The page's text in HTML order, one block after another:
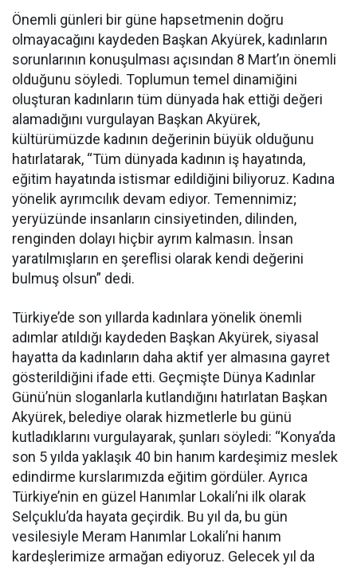
Önemli günleri bir güne hapsetmenin doğru
olmayacağını kaydeden Başkan Akyürek, kadınların
sorunlarının konuşulması açısından 8 Mart’ın önemli
olduğunu söyledi. Toplumun temel dinamiğini
oluşturan kadınların tüm dünyada hak ettiği değeri
alamadığını vurgulayan Başkan Akyürek,
kültürümüzde kadının değerinin büyük olduğunu
hatırlatarak, “Tüm dünyada kadının iş hayatında,
eğitim hayatında istismar edildiğini biliyoruz. Kadına
yönelik ayrımcılık devam ediyor. Temennimiz;
yeryüzünde insanların cinsiyetinden, dilinden,
renginden dolayı hiçbir ayrım kalmasın. İnsan
yaratılmışların en şereflisi olarak kendi değerini
bulmuş olsun” dedi.
Türkiye’de son yıllarda kadınlara yönelik önemli
adımlar atıldığı kaydeden Başkan Akyürek, siyasal
hayatta da kadınların daha aktif yer almasına gayret
gösterildiğini ifade etti. Geçmişte Dünya Kadınlar
Günü’nün sloganlarla kutlandığını hatırlatan Başkan
Akyürek, belediye olarak hizmetlerle bu günü
kutladıklarını vurgulayarak, şunları söyledi: “Konya’da
son 5 yılda yaklaşık 40 bin hanım kardeşimiz meslek
edindirme kurslarımızda eğitim gördüler. Ayrıca
Türkiye’nin en güzel Hanımlar Lokali’ni ilk olarak
Selçuklu’da hayata geçirdik. Bu yıl da, bu gün
vesilesiyle Meram Hanımlar Lokali’ni hanım
kardeşlerimize armağan ediyoruz. Gelecek yıl da